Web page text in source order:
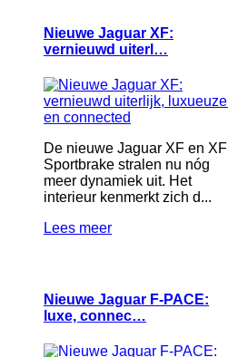
Nieuwe Jaguar XF:
vernieuwd uiterl…
De nieuwe Jaguar XF en XF
Sportbrake stralen nu nóg
meer dynamiek uit. Het
interieur kenmerkt zich d...
Lees meer
Nieuwe Jaguar F‑PACE:
luxe, connec…